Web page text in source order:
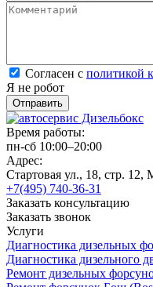
Комментарий
Согласен с политикой
Согласен с политикой
Я не робот
Время работы:
пн-сб 10:00–20:00
Адрес:
Стартовая ул., 18, стр.
+7(495) 740-36-31
Заказать консультацию
Заказать звонок
Услуги
Диагностика дизельных
Диагностика дизельного
Ремонт дизельных